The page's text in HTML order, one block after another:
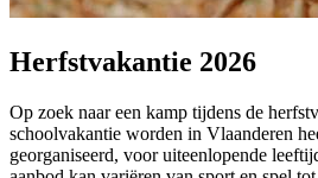
Herfstvakantie 2026
Op zoek naar een kamp tijdens de
schoolvakantie worden in Vlaanderen
georganiseerd, voor uiteenlopende